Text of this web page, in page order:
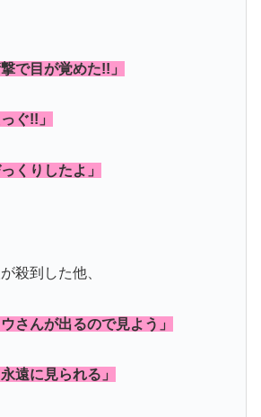
で目が覚めた!!」
ぐ!!」
くりしたよ」
殺到した他、
さんが出るので見よう」
遠に見られる」